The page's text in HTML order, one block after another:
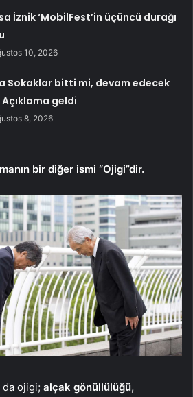
İznik ‘MobilFest’in üçüncü durağı
10, 2026
Sokaklar bitti mi, devam edecek
Açıklama geldi
8, 2026
bir diğer ismi “Ojigi”dir.
ojigi; alçak gönüllülüğü,